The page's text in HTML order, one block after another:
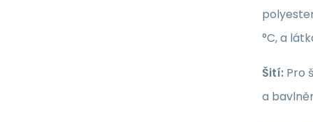
°C, a
Šití: Pro
a